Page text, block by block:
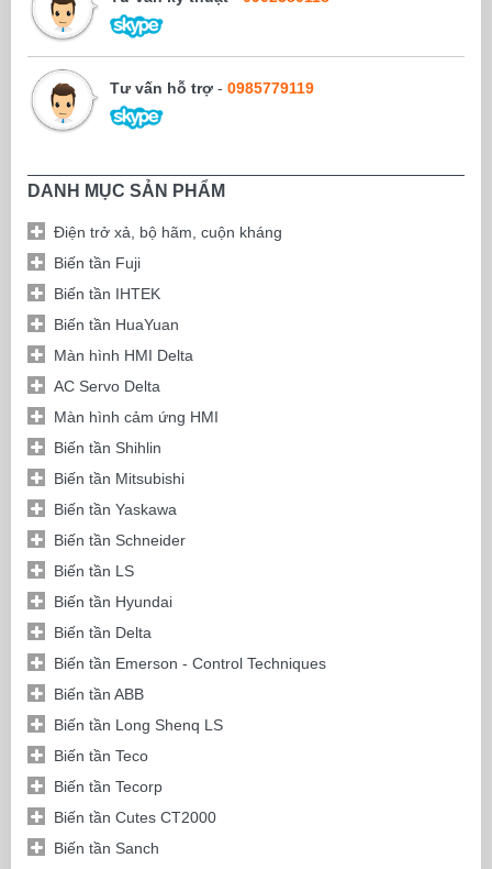
Tư vấn hỗ trợ - 0985779119
DANH MỤC SẢN PHẨM
Điện trở xả, bộ hãm, cuộn kháng
Biến tần Fuji
Biến tần IHTEK
Biến tần HuaYuan
Màn hình HMI Delta
AC Servo Delta
Màn hình cảm ứng HMI
Biến tần Shihlin
Biến tần Mitsubishi
Biến tần Yaskawa
Biến tần Schneider
Biến tần LS
Biến tần Hyundai
Biến tần Delta
Biến tần Emerson - Control Techniques
Biến tần ABB
Biến tần Long Shenq LS
Biến tần Teco
Biến tần Tecorp
Biến tần Cutes CT2000
Biến tần Sanch